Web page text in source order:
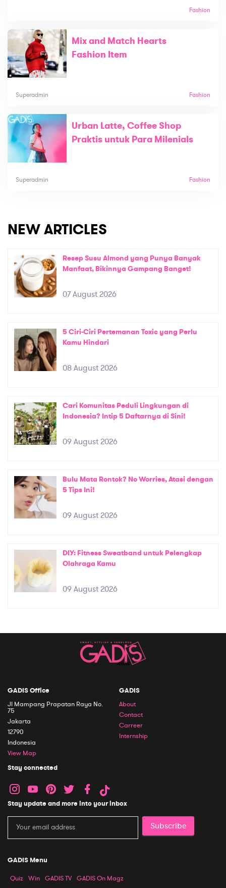
Fashion
Mix and Match Hearts
Fashion Item
Superadmin Fashion
Urban Latte, Coffee Shop
Praktis untuk Para Milenials
Superadmin Fashion
NEW ARTICLES
Resep Susu Almond yang Punya Banyak
Manfaat, Bikinnya Gampang Banget!
07 August 2026
5 Ciri-Ciri Pertemanan Toxic yang Perlu
Kamu Hindari
08 August 2026
Cari Komunitas Peduli Lingkungan di
Indonesia? Intip 5 Daftarnya di Sini!
09 August 2026
Bulu Mata Rontok? No Worries, Atasi dengan
5 Tips Ini!
09 August 2026
DIY: Fitness Sweatband untuk Pelengkap
Olahraga Kamu
09 August 2026
GADIS Office
Jl Mampang Prapatan Raya No.
75
Jakarta
12790
Indonesia
View Map
GADIS
About
Contact
Carreer
Internship
Stay connected
Stay update and more into your inbox
Subscribe
GADIS Menu
Quiz Win GADIS TV GADIS On Magz